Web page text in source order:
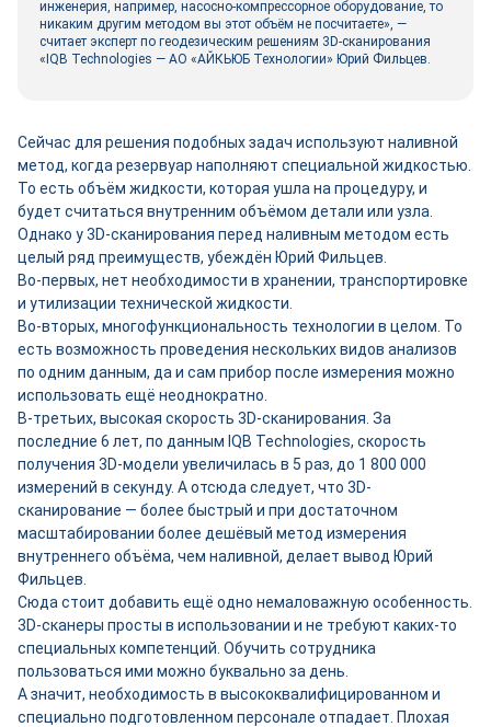
инженерия, например, насосно-компрессорное оборудование, то
никаким другим методом вы этот объём не посчитаете», —
считает эксперт по геодезическим решениям 3D-сканирования
«IQB Technologies — АО «АЙКЬЮБ Технологии» Юрий Фильцев.
Сейчас для решения подобных задач используют наливной
метод, когда резервуар наполняют специальной жидкостью.
То есть объём жидкости, которая ушла на процедуру, и
будет считаться внутренним объёмом детали или узла.
Однако у 3D-сканирования перед наливным методом есть
целый ряд преимуществ, убеждён Юрий Фильцев.
Во-первых, нет необходимости в хранении, транспортировке
и утилизации технической жидкости.
Во-вторых, многофункциональность технологии в целом. То
есть возможность проведения нескольких видов анализов
по одним данным, да и сам прибор после измерения можно
использовать ещё неоднократно.
В-третьих, высокая скорость 3D-сканирования. За
последние 6 лет, по данным IQB Technologies, скорость
получения 3D-модели увеличилась в 5 раз, до 1 800 000
измерений в секунду. А отсюда следует, что 3D-
сканирование — более быстрый и при достаточном
масштабировании более дешёвый метод измерения
внутреннего объёма, чем наливной, делает вывод Юрий
Фильцев.
Сюда стоит добавить ещё одно немаловажную особенность.
3D-сканеры просты в использовании и не требуют каких-то
специальных компетенций. Обучить сотрудника
пользоваться ими можно буквально за день.
А значит, необходимость в высококвалифицированном и
специально подготовленном персонале отпадает. Плохая